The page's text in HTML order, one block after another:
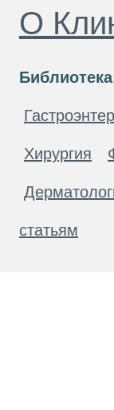
О
Хирургия
статьям